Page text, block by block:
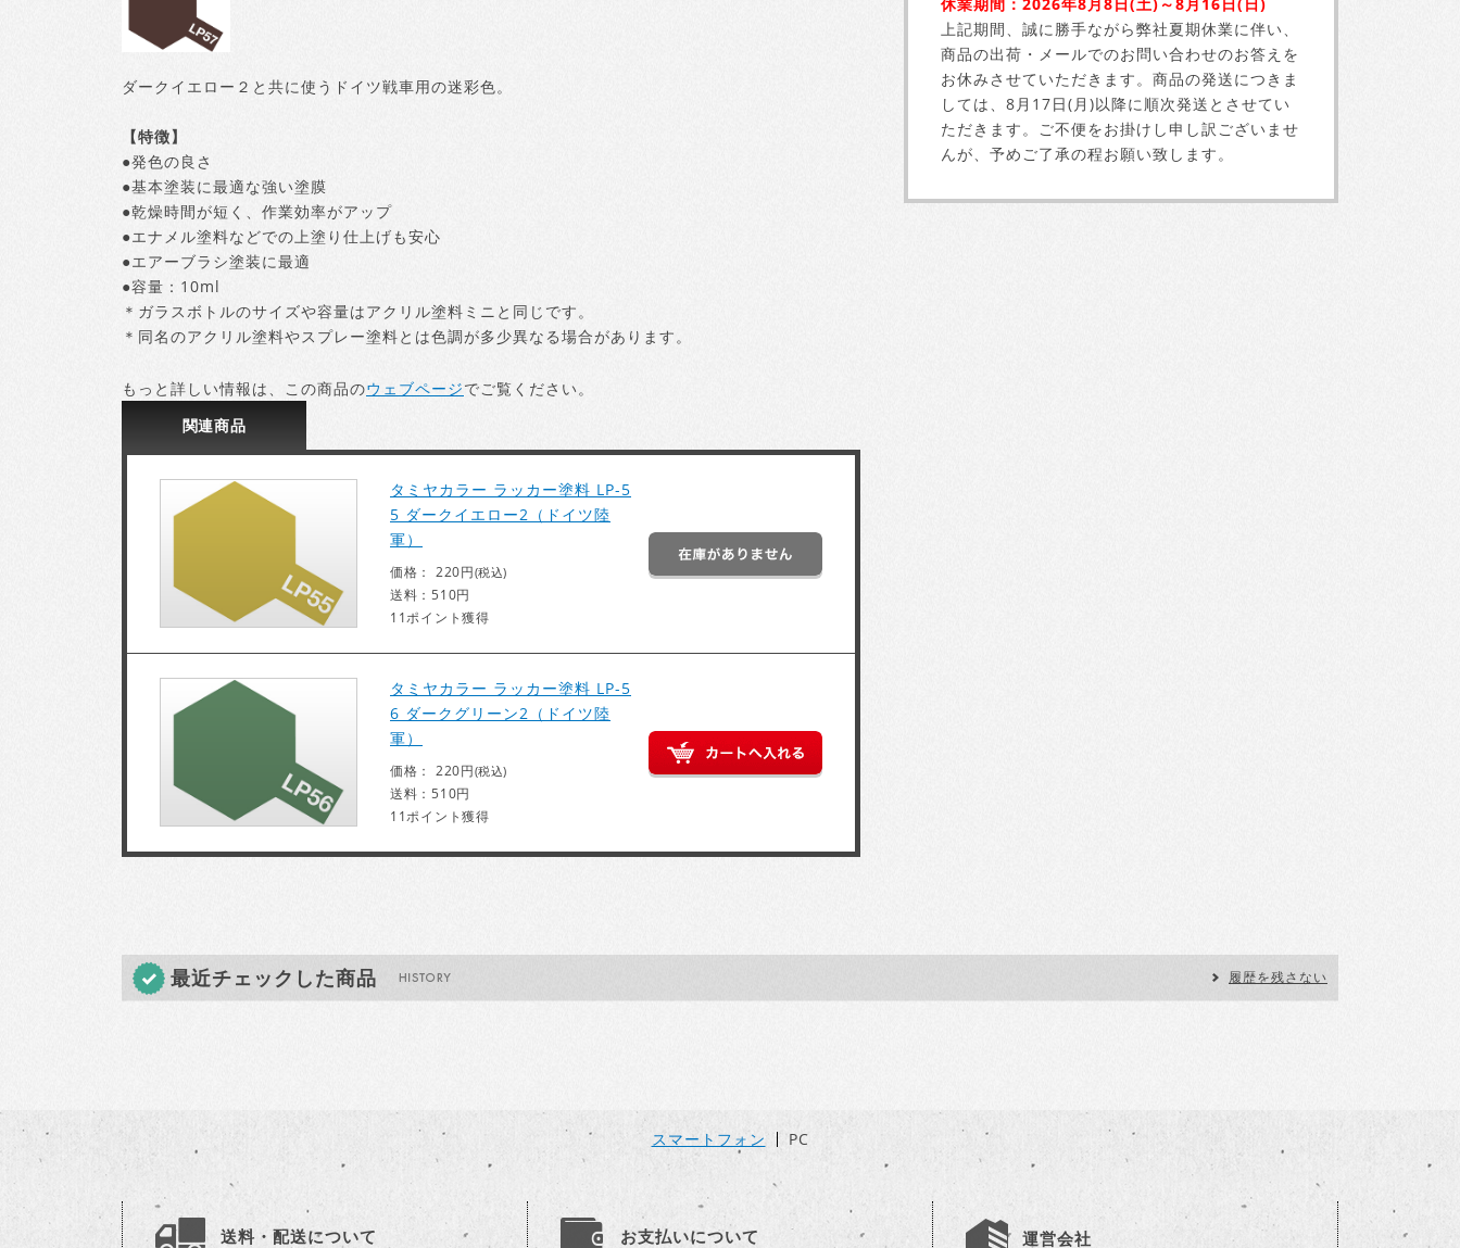
ダークイエロー２と共に使うドイツ戦車用の迷彩色。
【特徴】
●発色の良さ
●基本塗装に最適な強い塗膜
●乾燥時間が短く、作業効率がアップ
●エナメル塗料などでの上塗り仕上げも安心
●エアーブラシ塗装に最適
●容量：10ml
＊ガラスボトルのサイズや容量はアクリル塗料ミニと同じです。
＊同名のアクリル塗料やスプレー塗料とは色調が多少異なる場合があります。
もっと詳しい情報は、この商品のウェブページでご覧ください。
関連商品
タミヤカラー ラッカー塗料 LP-5
5 ダークイエロー2（ドイツ陸
軍）
価格： 220円(税込)
送料：510円
11ポイント獲得
タミヤカラー ラッカー塗料 LP-5
6 ダークグリーン2（ドイツ陸
軍）
価格： 220円(税込)
送料：510円
11ポイント獲得
休業期間：2026年8月8日(土)～8月16日(日)
上記期間、誠に勝手ながら弊社夏期休業に伴い、
商品の出荷・メールでのお問い合わせのお答えを
お休みさせていただきます。商品の発送につきま
しては、8月17日(月)以降に順次発送とさせてい
ただきます。ご不便をお掛けし申し訳ございませ
んが、予めご了承の程お願い致します。
最近チェックした商品 履歴を残さない
スマートフォン PC
送料・配送について お支払いについて 運営会社